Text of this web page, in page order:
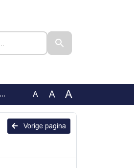
A A A
Vorige pagina